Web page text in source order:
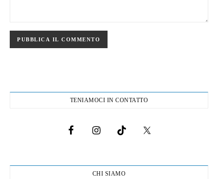
TENIAMOCI IN CONTATTO
CHI SIAMO